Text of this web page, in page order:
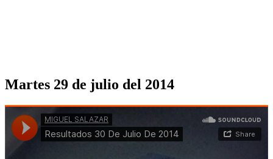
Martes 29 de julio del 2014